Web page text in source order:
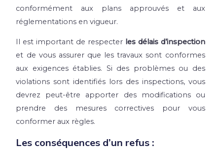
conformément aux plans approuvés et aux
réglementations en vigueur.
Il est important de respecter les délais d’inspection
et de vous assurer que les travaux sont conformes
aux exigences établies. Si des problèmes ou des
violations sont identifiés lors des inspections, vous
devrez peut-être apporter des modifications ou
prendre des mesures correctives pour vous
conformer aux règles.
Les conséquences d’un refus :